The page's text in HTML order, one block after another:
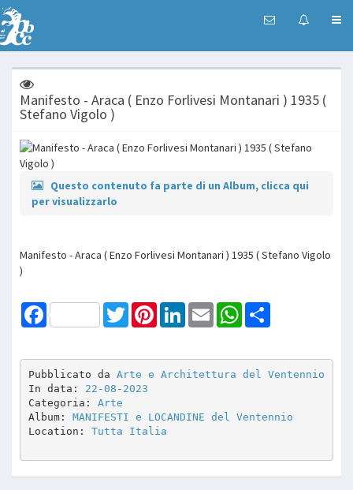
Manifesto - Araca ( Enzo Forlivesi Montanari ) 1935 (
Stefano Vigolo )
Questo contenuto fa parte di un Album, clicca qui
per visualizzarlo
Manifesto - Araca ( Enzo Forlivesi Montanari ) 1935 ( Stefano Vigolo
)
Facebook TwitterPinterestLinkedInEmail WhatsApp
Pubblicato da Arte e Architettura del Ventennio
In data: 22-08-2023
Categoria: Arte
Album: MANIFESTI e LOCANDINE del Ventennio
Location: Tutta Italia